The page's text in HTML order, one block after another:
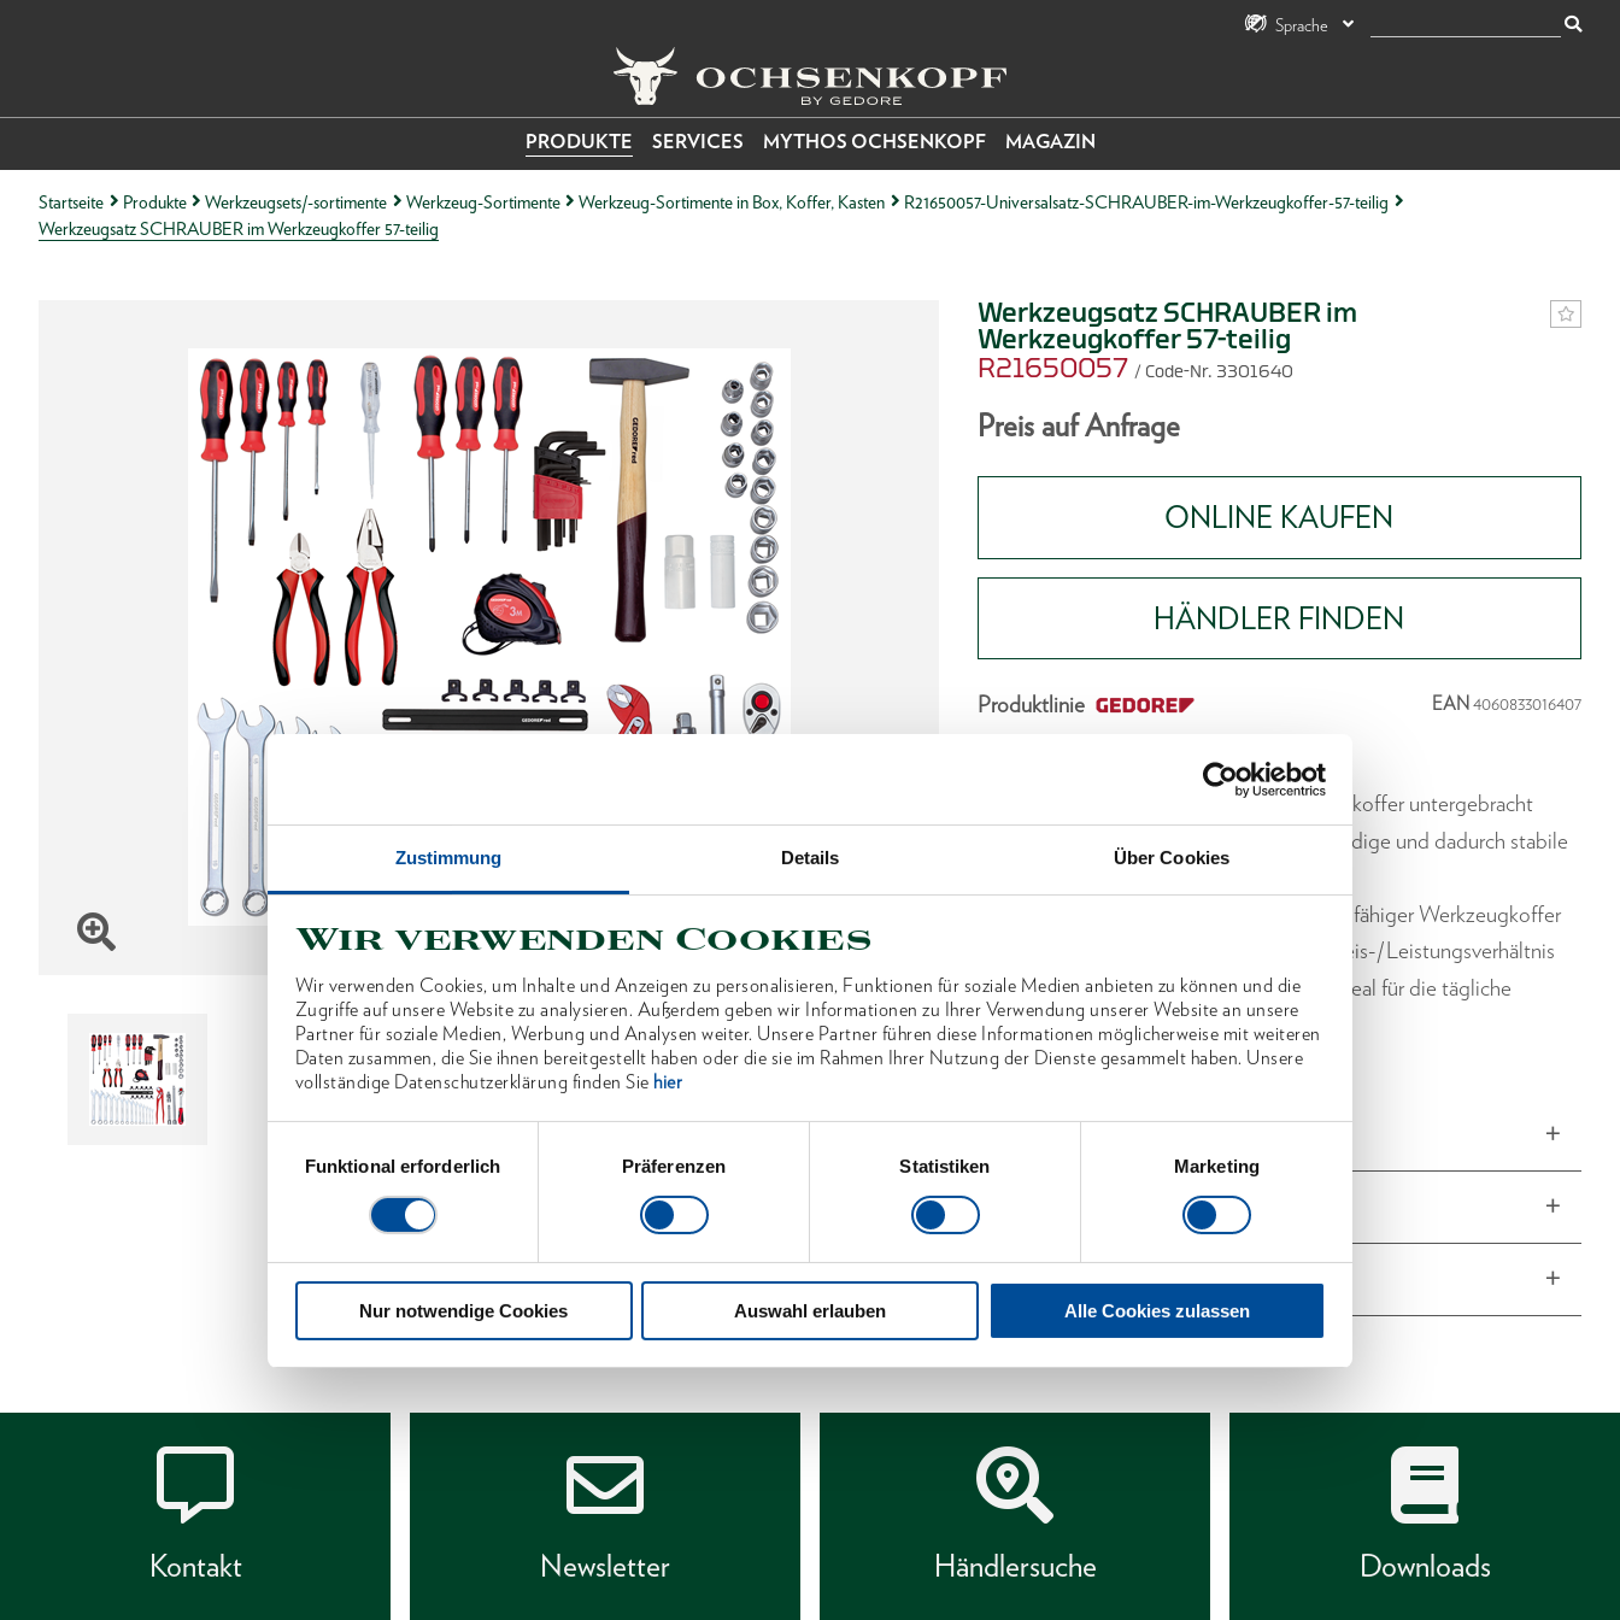
Zustimmung Details Über Cookies
Wir verwenden Cookies
Wir verwenden Cookies, um Inhalte und Anzeigen zu personalisieren, Funktionen für soziale Medien anbieten zu können und die
Zugriffe auf unsere Website zu analysieren. Außerdem geben wir Informationen zu Ihrer Verwendung unserer Website an unsere
Partner für soziale Medien, Werbung und Analysen weiter. Unsere Partner führen diese Informationen möglicherweise mit weiteren
Daten zusammen, die Sie ihnen bereitgestellt haben oder die sie im Rahmen Ihrer Nutzung der Dienste gesammelt haben. Unsere
vollständige Datenschutzerklärung finden Sie hier
Funktional erforderlich
Präferenzen Statistiken Marketing
Nur notwendige Cookies Auswahl erlauben Alle Cookies zulassen
Sprache
PRODUKTE SERVICES MYTHOS OCHSENKOPF MAGAZIN
Startseite Produkte Werkzeugsets/-sortimente Werkzeug-Sortimente Werkzeug-Sortimente in Box, Koffer, Kasten
R21650057-Universalsatz-SCHRAUBER-im-Werkzeugkoffer-57-teilig
Werkzeugsatz SCHRAUBER im Werkzeugkoffer 57-teilig
Werkzeugsatz SCHRAUBER im
Werkzeugkoffer 57-teilig
R21650057 / Code-Nr. 3301640
Preis auf Anfrage
ONLINE KAUFEN
HÄNDLER FINDEN
Produktlinie EAN4060833016407
Alle Werkzeuge sind in einem Werkzeugkoffer untergebracht
Aus ABS-Kunststoff, besonders dickwandige und dadurch stabile
Sehr leichter, kompakter und widerstandsfähiger Werkzeugkoffer
von höchster Qualität zum optimalen Preis-/Leistungsverhältnis
Großer und starker Aluminiumrahmen, ideal für die tägliche
Verwendung
Maße: L 445 x T 180 x H 380 mm
Technische Eigenschaften
Kontakt Newsletter Händlersuche Downloads